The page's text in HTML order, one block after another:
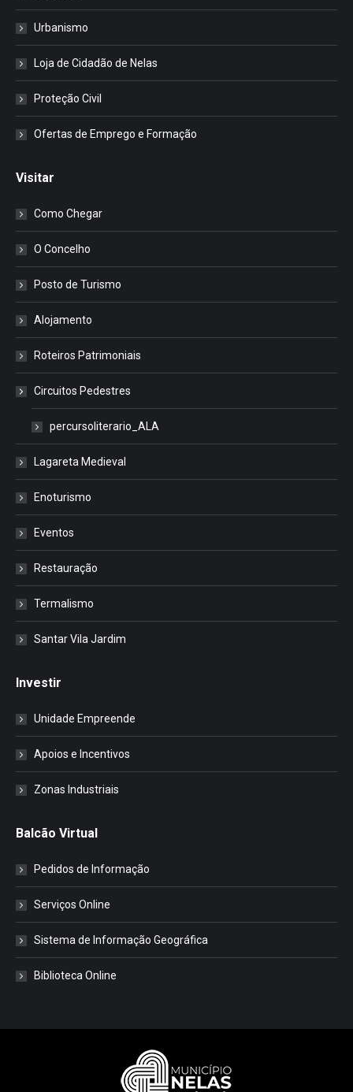
Urbanismo
Loja de Cidadão de Nelas
Proteção Civil
Ofertas de Emprego e Formação
Visitar
Como Chegar
O Concelho
Posto de Turismo
Alojamento
Roteiros Patrimoniais
Circuitos Pedestres
percursoliterario_ALA
Lagareta Medieval
Enoturismo
Eventos
Restauração
Termalismo
Santar Vila Jardim
Investir
Unidade Empreende
Apoios e Incentivos
Zonas Industriais
Balcão Virtual
Pedidos de Informação
Serviços Online
Sistema de Informação Geográfica
Biblioteca Online